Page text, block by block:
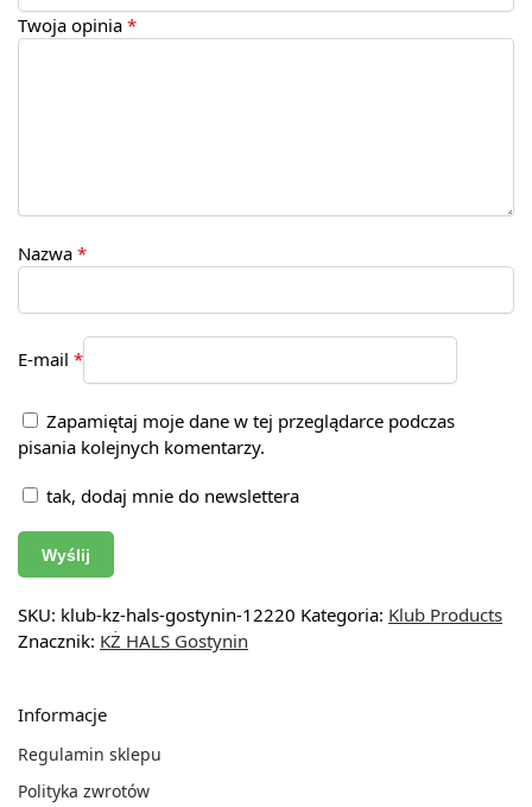
Twoja opinia *
Nazwa *
E-mail *
Zapamiętaj moje dane w tej przeglądarce podczas
pisania kolejnych komentarzy.
tak, dodaj mnie do newslettera
SKU: klub-kz-hals-gostynin-12220 Kategoria: Klub Products
Znacznik: KŻ HALS Gostynin
Informacje
Regulamin sklepu
Polityka zwrotów